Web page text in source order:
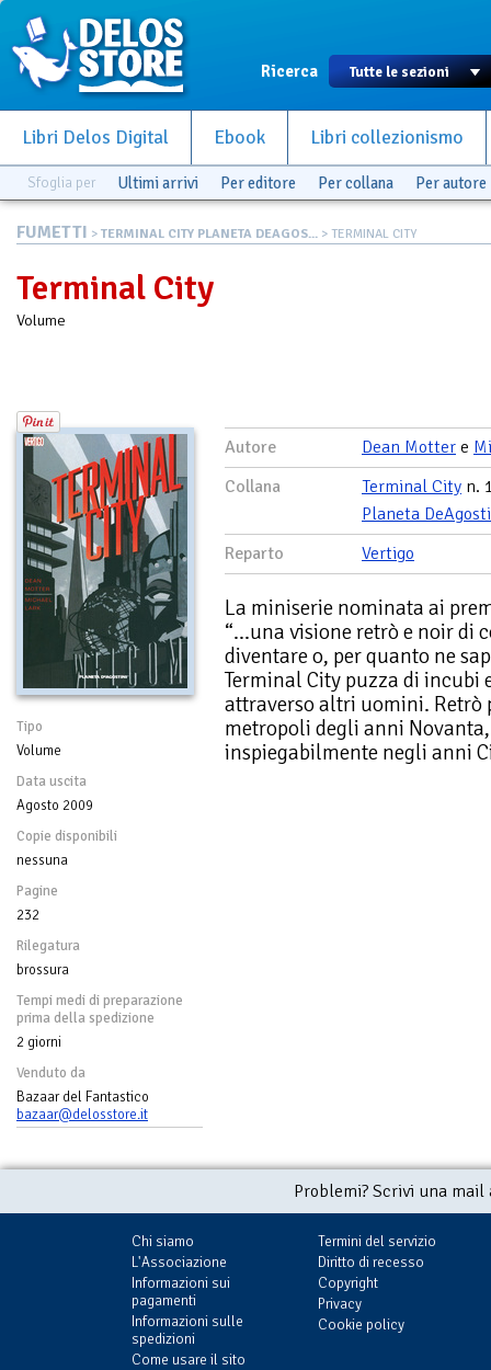
Ricerca
Libri Delos Digital Ebook Libri collezionismo
Sfoglia per Ultimi arrivi Per editore Per collana Per autore
FUMETTI > TERMINAL CITY PLANETA DEAGOS... > TERMINAL CITY
Terminal City
Volume
Tipo
Volume
Data uscita
Agosto 2009
Copie disponibili
nessuna
Pagine
232
Rilegatura
brossura
Tempi medi di preparazione
prima della spedizione
2 giorni
Venduto da
Bazaar del Fantastico
bazaar@delosstore.it
Autore Dean Motter e
Collana
Terminal City n.
Planeta
Reparto
Vertigo
La miniserie nominata ai
“...una visione retrò e noir di
diventare o, per quanto ne
Terminal City puzza di incubi
attraverso altri uomini. Retrò
metropoli degli anni
inspiegabilmente negli anni
Problemi? Scrivi una
Chi siamo
L'Associazione
Informazioni sui
pagamenti
Informazioni sulle
spedizioni
Come usare il sito
Termini del servizio
Diritto di recesso
Copyright
Privacy
Cookie policy